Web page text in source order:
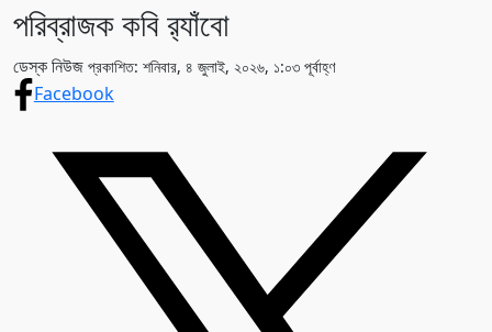
পরিব্রাজক কবি র‌্যাঁবো
ডেস্ক নিউজ প্রকাশিত: শনিবার, ৪ জুলাই, ২০২৬, ১:০৩ পূর্বাহ্ণ
Facebook